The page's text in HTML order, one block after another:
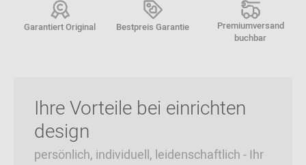
Garantiert Original Bestpreis Garantie
Premiumversand
buchbar
Ihre Vorteile bei einrichten
design
persönlich, individuell, leidenschaftlich - Ihr